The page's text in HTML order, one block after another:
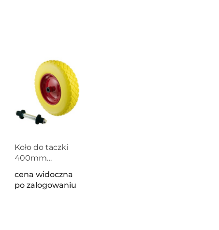
Koło do taczki
400mm
nieprzebijalne oś
20mm żółta felga
cena widoczna
po zalogowaniu